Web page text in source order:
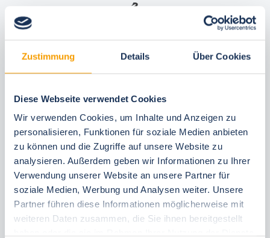
Zustimmung Details Über Cookies
Diese Webseite verwendet Cookies
Wir verwenden Cookies, um Inhalte und Anzeigen zu
personalisieren, Funktionen für soziale Medien anbieten
zu können und die Zugriffe auf unsere Website zu
analysieren. Außerdem geben wir Informationen zu Ihrer
Verwendung unserer Website an unsere Partner für
soziale Medien, Werbung und Analysen weiter. Unsere
Partner führen diese Informationen möglicherweise mit
weiteren Daten zusammen, die Sie ihnen bereitgestellt
2 Ratings
price list
Included in your booking
best price guarantee
Reserve free of charge for 24 hours
30 Tage vor Anreise kostenfrei stornieren
Flexible arrival and departure 24/7
Personal consultations